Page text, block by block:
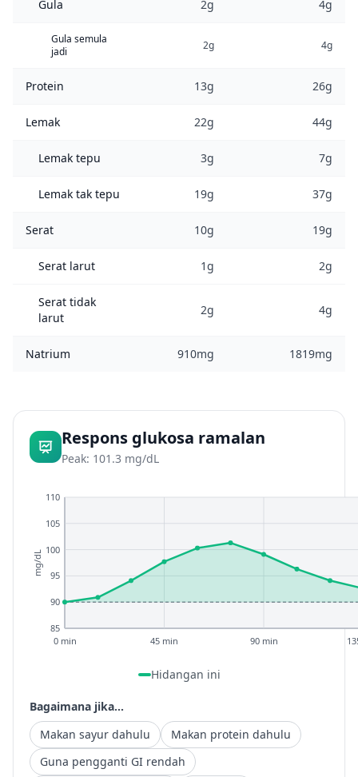
Gula 2g 4g
Gula semula
jadi
2g 4g
Protein 13g 26g
Lemak 22g 44g
Lemak tepu 3g 7g
Lemak tak tepu 19g 37g
Serat 10g 19g
Serat larut 1g 2g
Serat tidak
larut
2g 4g
Natrium 910mg 1819mg
Respons glukosa ramalan
Peak: 101.3 mg/dL
85
90
95
100
105
110
0 min 45 min 90 min
mg/dL
Hidangan ini
Bagaimana jika...
Makan sayur dahulu
Makan protein dahulu
Guna pengganti GI rendah